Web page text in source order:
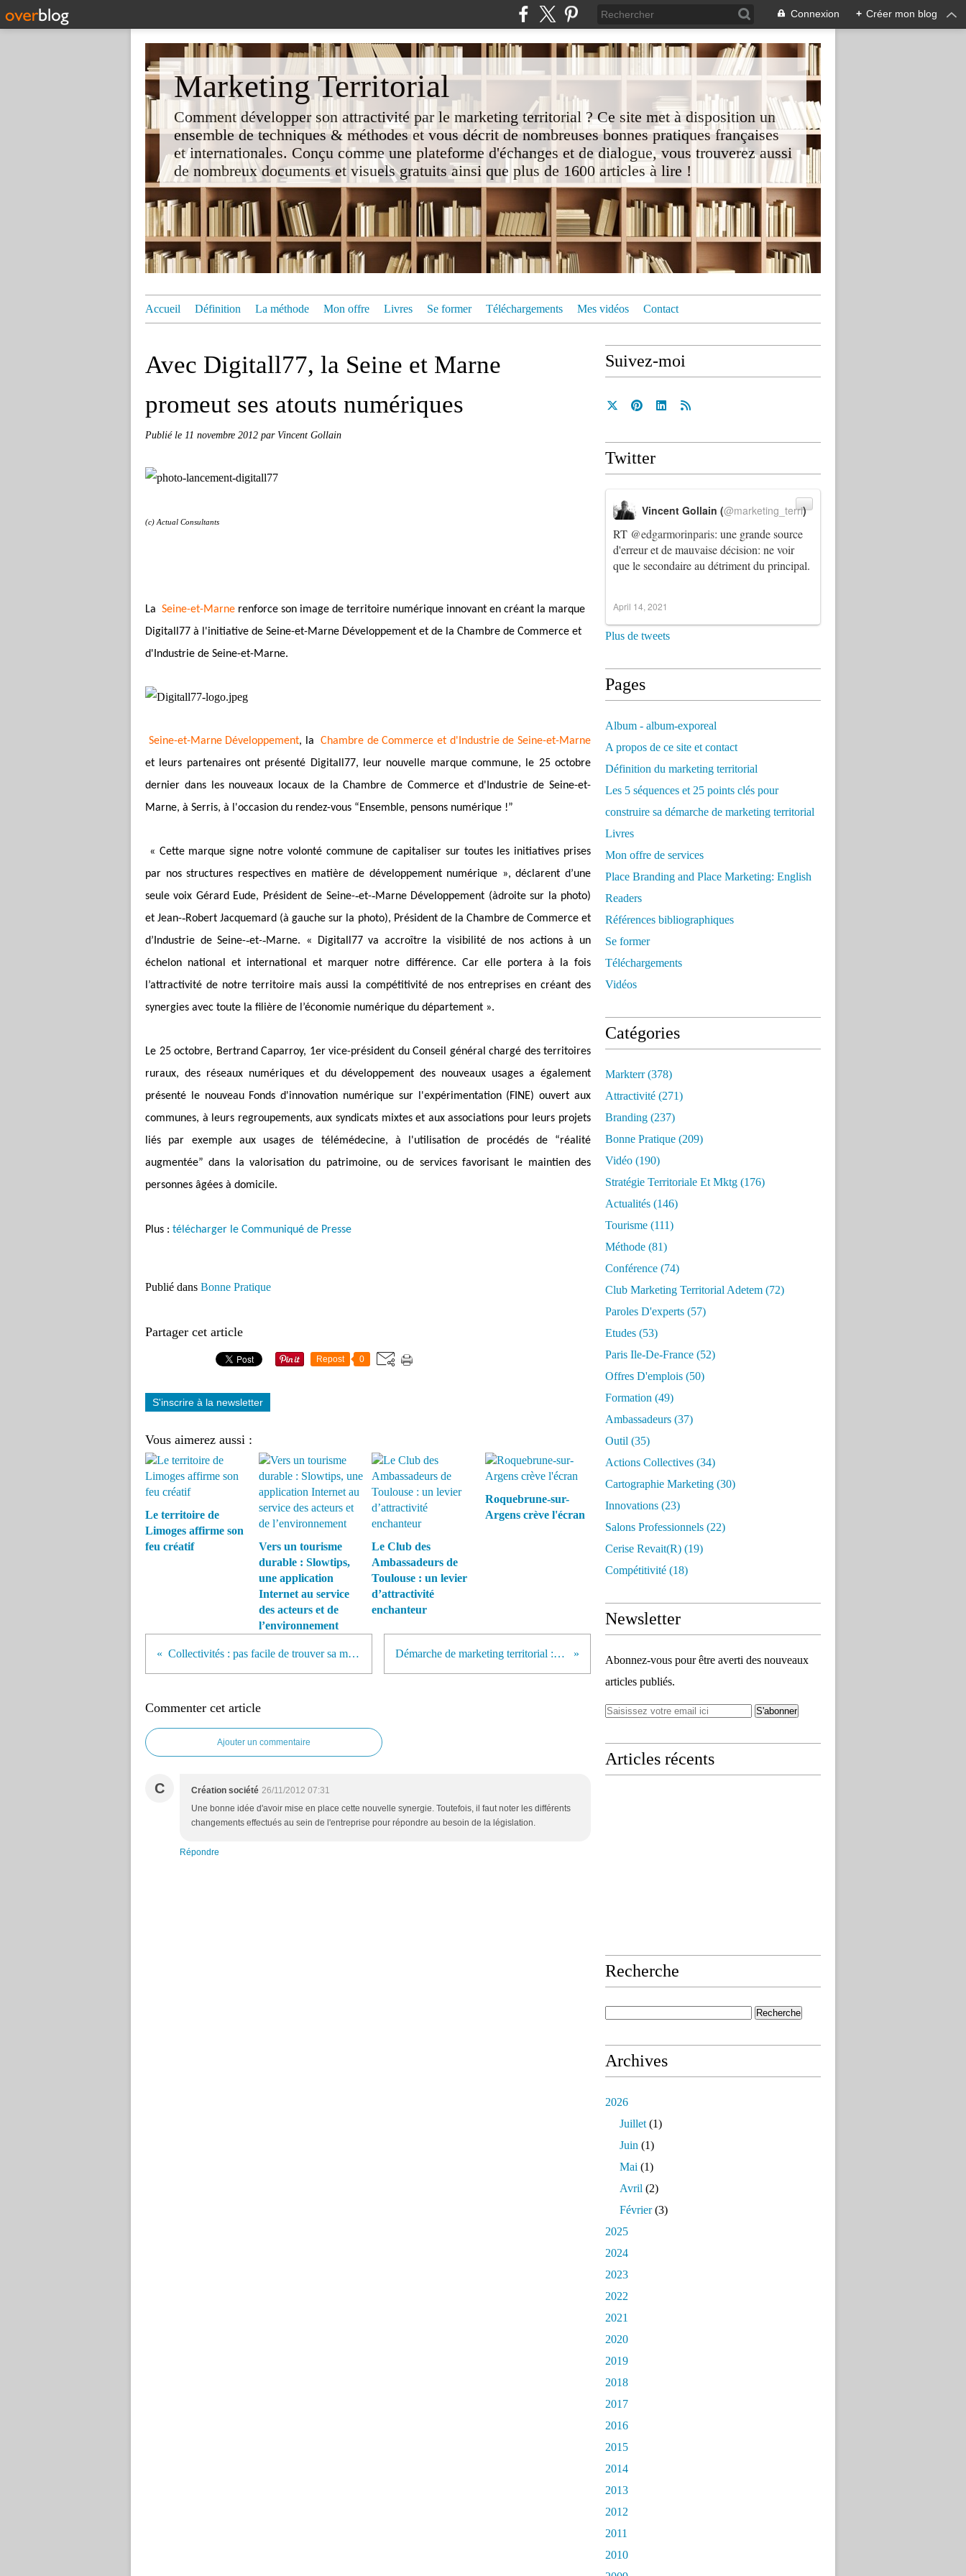
Connexion + Créer mon blog
Marketing Territorial
Comment développer son attractivité par le marketing territorial ? Ce site met à disposition un
ensemble de techniques & méthodes et vous décrit de nombreuses bonnes pratiques françaises
et internationales. Conçu comme une plateforme d'échanges et de dialogue, vous trouverez aussi
de nombreux documents et visuels gratuits ainsi que plus de 1600 articles à lire !
Accueil Définition La méthode Mon offre Livres Se former Téléchargements Mes vidéos Contact
Avec Digitall77, la Seine et Marne
promeut ses atouts numériques
Publié le 11 novembre 2012 par Vincent Gollain
(c) Actual Consultants
La Seine-et-Marne renforce son image de territoire numérique innovant en créant la marque
Digitall77 à l'initiative de Seine-et-Marne Développement et de la Chambre de Commerce et
d'Industrie de Seine-et-Marne.
Seine-et-Marne Développement, la
Chambre de Commerce et d'Industrie de Seine-et-Marne
et leurs partenaires ont présenté Digitall77, leur nouvelle marque commune, le 25 octobre
dernier dans les nouveaux locaux de la Chambre de Commerce et d'Industrie de Seine-et-
Marne, à Serris, à l'occasion du rendez-vous “Ensemble, pensons numérique !”
« Cette marque signe notre volonté commune de capitaliser sur toutes les initiatives prises
par nos structures respectives en matière de développement numérique », déclarent d’une
seule voix Gérard Eude, Président de Seine-­‐et-­‐Marne Développement (àdroite sur la photo)
et Jean-­‐Robert Jacquemard (à gauche sur la photo), Président de la Chambre de Commerce et
d’Industrie de Seine-­‐et-­‐Marne. « Digitall77 va accroître la visibilité de nos actions à un
échelon national et international et marquer notre différence. Car elle portera à la fois
l’attractivité de notre territoire mais aussi la compétitivité de nos entreprises en créant des
synergies avec toute la filière de l’économie numérique du département ».
Le 25 octobre, Bertrand Caparroy, 1er vice-président du Conseil général chargé des territoires
ruraux, des réseaux numériques et du développement des nouveaux usages a également
présenté le nouveau Fonds d'innovation numérique sur l'expérimentation (FINE) ouvert aux
communes, à leurs regroupements, aux syndicats mixtes et aux associations pour leurs projets
liés par exemple aux usages de télémédecine, à l'utilisation de procédés de “réalité
augmentée” dans la valorisation du patrimoine, ou de services favorisant le maintien des
personnes âgées à domicile.
Plus : télécharger le Communiqué de Presse
Publié dans Bonne Pratique
Partager cet article
Repost 0
S'inscrire à la newsletter
Vous aimerez aussi :
Le territoire de
Limoges affirme son
feu créatif
Vers un tourisme
durable : Slowtips,
une application
Internet au service
des acteurs et de
l’environnement
Le Club des
Ambassadeurs de
Toulouse : un levier
d’attractivité
enchanteur
Roquebrune-sur-
Argens crève l'écran
Collectivités : pas facile de trouver sa marque - La tribune Démarche de marketing territorial : comment faire ?
Commenter cet article
Ajouter un commentaire
C Création société 26/11/2012 07:31
Une bonne idée d'avoir mise en place cette nouvelle synergie. Toutefois, il faut noter les différents
changements effectués au sein de l'entreprise pour répondre au besoin de la législation.
Répondre
Suivez-moi
Twitter
RT @edgarmorinparis: une grande source
d'erreur et de mauvaise décision: ne voir
que le secondaire au détriment du principal.
Vincent Gollain (@marketing_terri)
April 14, 2021
Plus de tweets
Pages
Album - album-exporeal
A propos de ce site et contact
Définition du marketing territorial
Les 5 séquences et 25 points clés pour
construire sa démarche de marketing territorial
Livres
Mon offre de services
Place Branding and Place Marketing: English
Readers
Références bibliographiques
Se former
Téléchargements
Vidéos
Catégories
Markterr(378)
Attractivité (271)
Branding (237)
Bonne Pratique (209)
Vidéo (190)
Stratégie Territoriale Et Mktg (176)
Actualités (146)
Tourisme (111)
Méthode (81)
Conférence (74)
Club Marketing Territorial Adetem (72)
Paroles D'experts (57)
Etudes (53)
Paris Ile-De-France (52)
Offres D'emplois (50)
Formation (49)
Ambassadeurs (37)
Outil (35)
Actions Collectives (34)
Cartographie Marketing (30)
Innovations (23)
Salons Professionnels (22)
Cerise Revait(r) (19)
Compétitivité (18)
Newsletter
Abonnez-vous pour être averti des nouveaux
articles publiés.
Articles récents
Recherche
Archives
2026
Juillet (1)
Juin (1)
Mai (1)
Avril (2)
Février(3)
2025
2024
2023
2022
2021
2020
2019
2018
2017
2016
2015
2014
2013
2012
2011
2010